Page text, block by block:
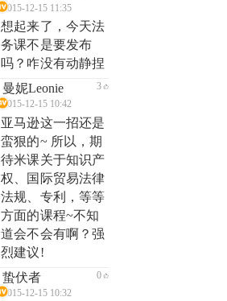
2015-12-15 11:35
想起来了，今天法
务课不是要发布
吗？咋没有动静捏
曼妮Leonie
2015-12-15 10:42
3
亚马逊这一招还是
蛮狠的~ 所以，期
待米课关于知识产
权、国际贸易法律
法规、专利，等等
方面的课程~不知
道会不会有啊？强
烈建议!
蛰伏者
2015-12-15 10:32
0